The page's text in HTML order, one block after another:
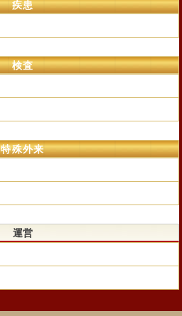
疾患
検査
特殊外来
運営